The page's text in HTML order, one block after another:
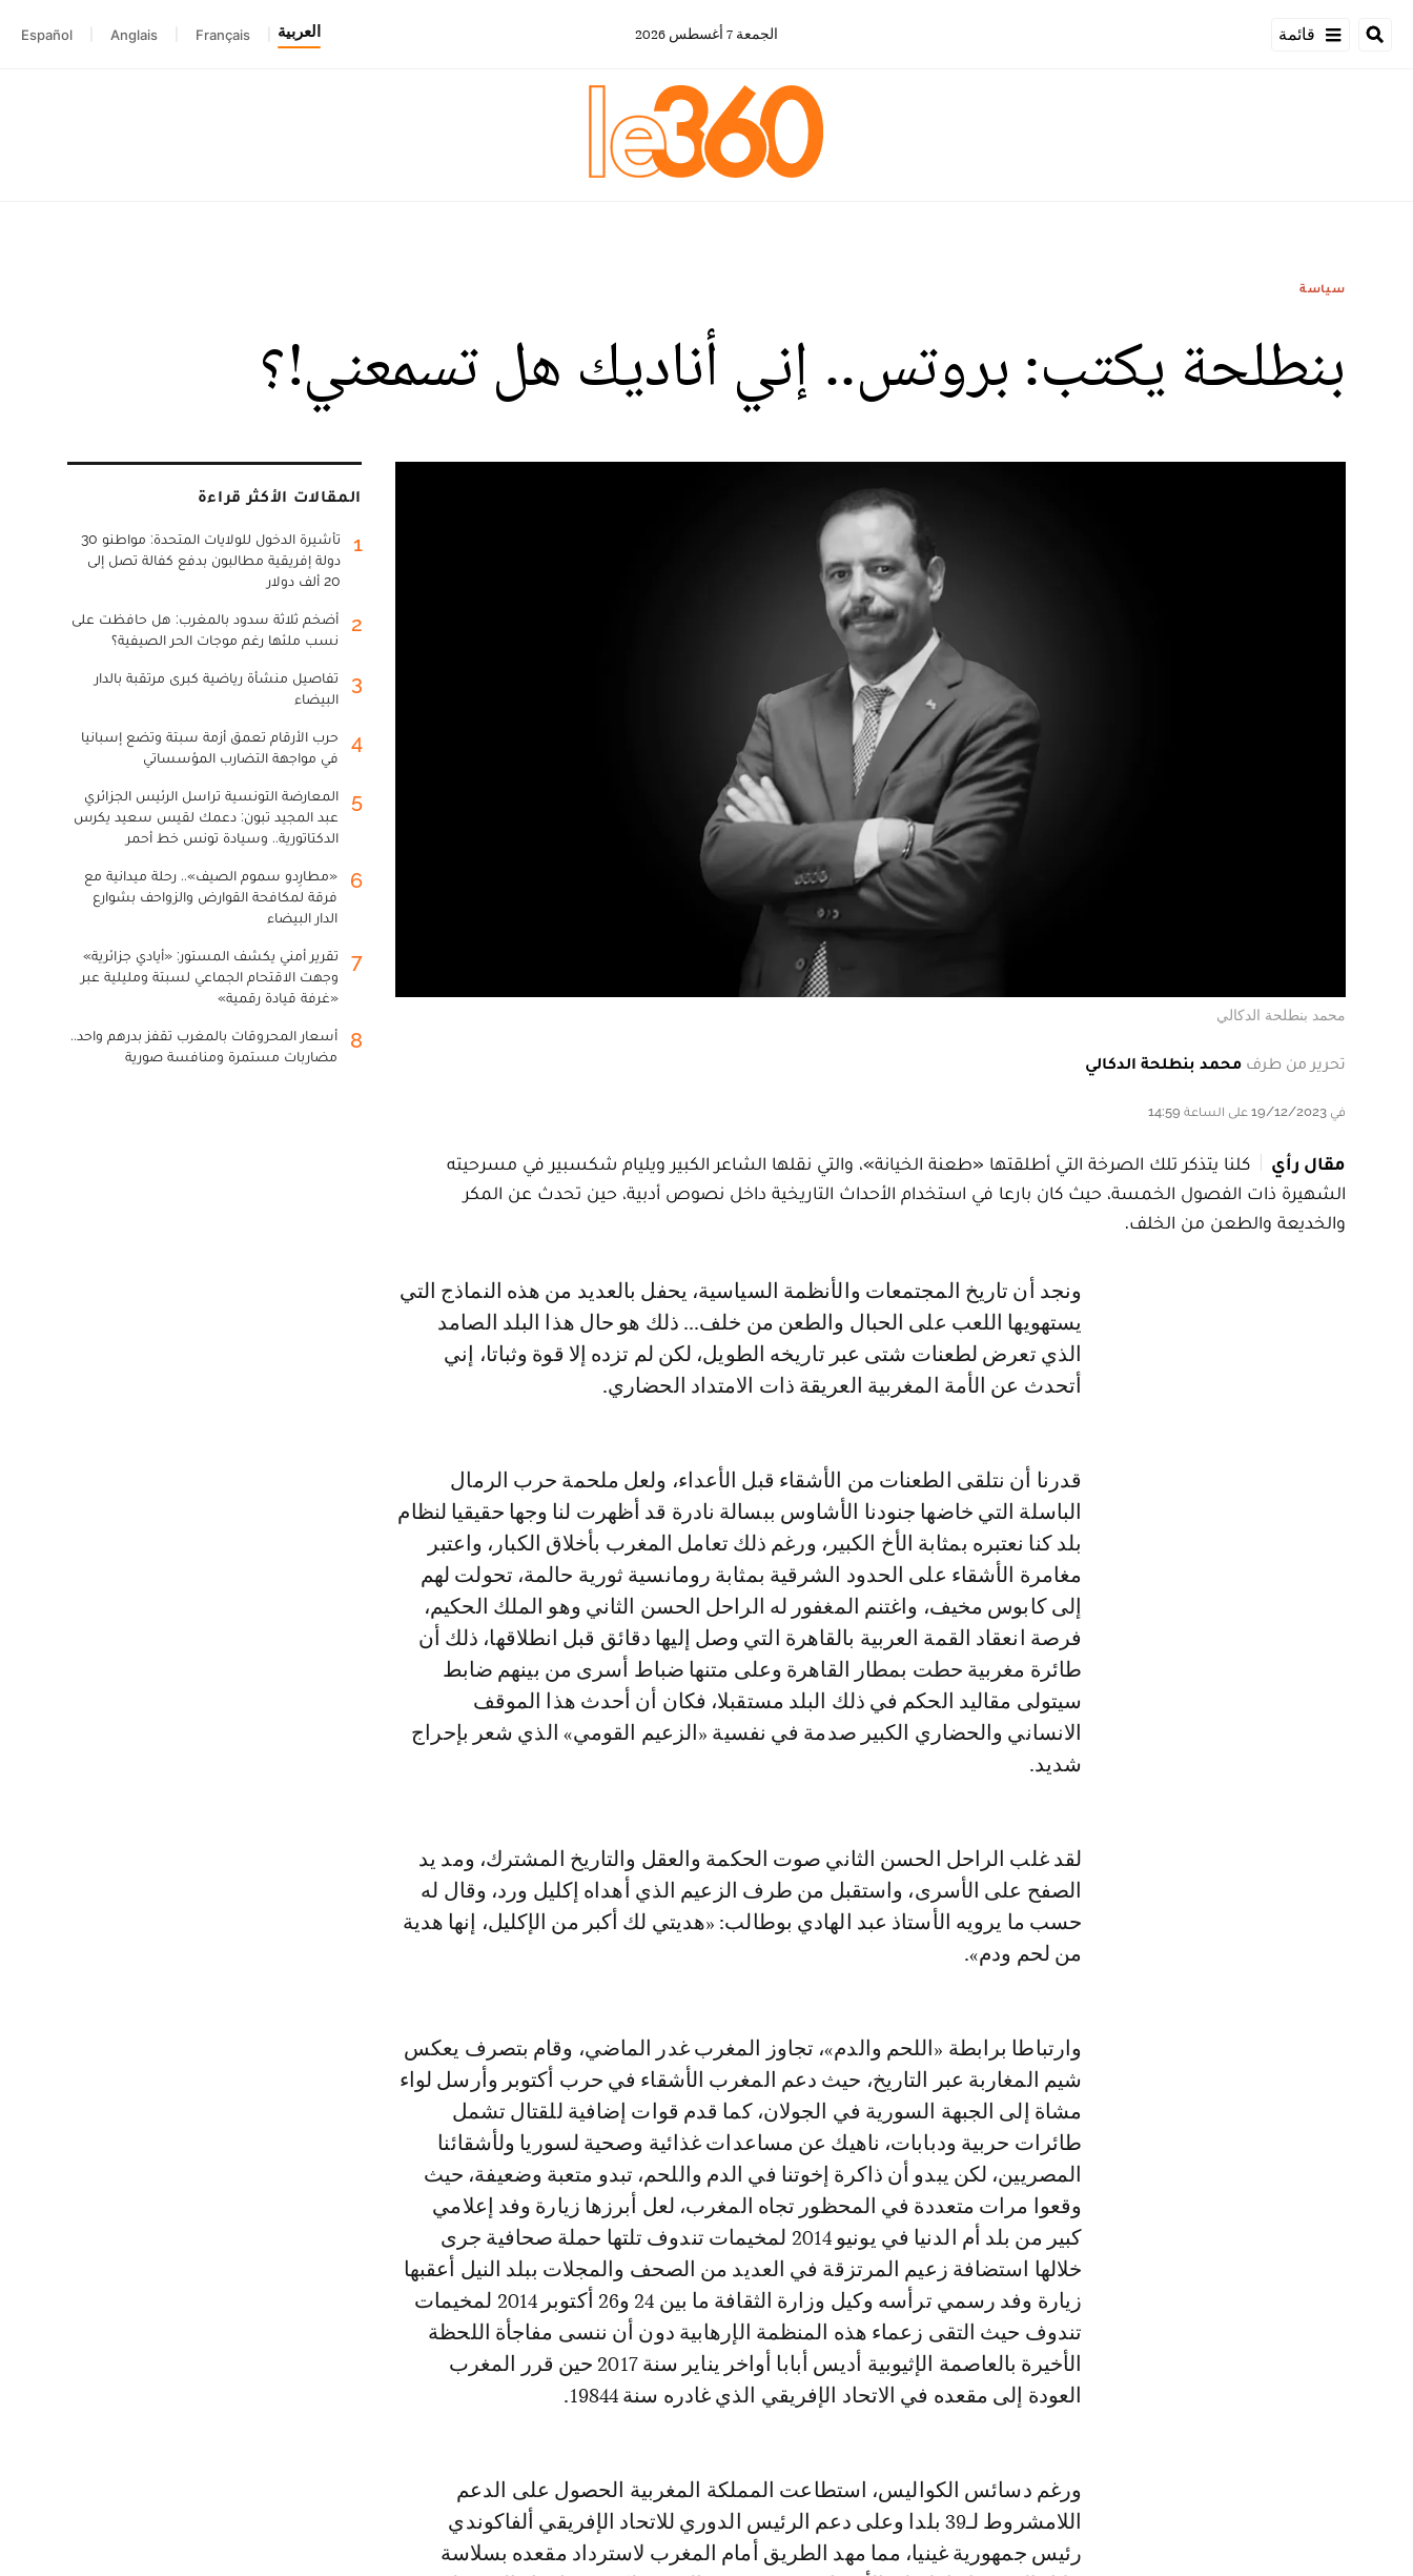
قائمة الجمعة 7 أغسطس 2026 العربية Français
Anglais
Español
سياسة
بنطلحة يكتب: بروتس.. إني أناديك هل تسمعني!؟
محمد بنطلحة الدكالي
تحرير من طرف محمد بنطلحة الدكالي
في 19/12/2023 على الساعة 14:59
مقال رأي
كلنا يتذكر تلك الصرخة التي أطلقتها «طعنة الخيانة»، والتي نقلها الشاعر الكبير ويليام شكسبير في مسرحيته
الشهيرة ذات الفصول الخمسة، حيث كان بارعا في استخدام الأحداث التاريخية داخل نصوص أدبية، حين تحدث عن المكر
والخديعة والطعن من الخلف.
ونجد أن تاريخ المجتمعات والأنظمة السياسية، يحفل بالعديد من هذه النماذج التي
يستهويها اللعب على الحبال والطعن من خلف... ذلك هو حال هذا البلد الصامد
الذي تعرض لطعنات شتى عبر تاريخه الطويل، لكن لم تزده إلا قوة وثباتا، إني
أتحدث عن الأمة المغربية العريقة ذات الامتداد الحضاري.
قدرنا أن نتلقى الطعنات من الأشقاء قبل الأعداء، ولعل ملحمة حرب الرمال
الباسلة التي خاضها جنودنا الأشاوس ببسالة نادرة قد أظهرت لنا وجها حقيقيا لنظام
بلد كنا نعتبره بمثابة الأخ الكبير، ورغم ذلك تعامل المغرب بأخلاق الكبار، واعتبر
مغامرة الأشقاء على الحدود الشرقية بمثابة رومانسية ثورية حالمة، تحولت لهم
إلى كابوس مخيف، واغتنم المغفور له الراحل الحسن الثاني وهو الملك الحكيم،
فرصة انعقاد القمة العربية بالقاهرة التي وصل إليها دقائق قبل انطلاقها، ذلك أن
طائرة مغربية حطت بمطار القاهرة وعلى متنها ضباط أسرى من بينهم ضابط
سيتولى مقاليد الحكم في ذلك البلد مستقبلا، فكان أن أحدث هذا الموقف
الانساني والحضاري الكبير صدمة في نفسية «الزعيم القومي» الذي شعر بإحراج
شديد.
لقد غلب الراحل الحسن الثاني صوت الحكمة والعقل والتاريخ المشترك، ومد يد
الصفح على الأسرى، واستقبل من طرف الزعيم الذي أهداه إكليل ورد، وقال له
حسب ما يرويه الأستاذ عبد الهادي بوطالب: «هديتي لك أكبر من الإكليل، إنها هدية
من لحم ودم».
وارتباطا برابطة «اللحم والدم»، تجاوز المغرب غدر الماضي، وقام بتصرف يعكس
شيم المغاربة عبر التاريخ، حيث دعم المغرب الأشقاء في حرب أكتوبر وأرسل لواء
مشاة إلى الجبهة السورية في الجولان، كما قدم قوات إضافية للقتال تشمل
طائرات حربية ودبابات، ناهيك عن مساعدات غذائية وصحية لسوريا ولأشقائنا
المصريين، لكن يبدو أن ذاكرة إخوتنا في الدم واللحم، تبدو متعبة وضعيفة، حيث
وقعوا مرات متعددة في المحظور تجاه المغرب، لعل أبرزها زيارة وفد إعلامي
كبير من بلد أم الدنيا في يونيو 2014 لمخيمات تندوف تلتها حملة صحافية جرى
خلالها استضافة زعيم المرتزقة في العديد من الصحف والمجلات ببلد النيل أعقبها
زيارة وفد رسمي ترأسه وكيل وزارة الثقافة ما بين 24 و26 أكتوبر 2014 لمخيمات
تندوف حيث التقى زعماء هذه المنظمة الإرهابية دون أن ننسى مفاجأة اللحظة
الأخيرة بالعاصمة الإثيوبية أديس أبابا أواخر يناير سنة 2017 حين قرر المغرب
العودة إلى مقعده في الاتحاد الإفريقي الذي غادره سنة 19844.
ورغم دسائس الكواليس، استطاعت المملكة المغربية الحصول على الدعم
اللامشروط لـ39 بلدا وعلى دعم الرئيس الدوري للاتحاد الإفريقي ألفاكوندي
رئيس جمهورية غينيا، مما مهد الطريق أمام المغرب لاسترداد مقعده بسلاسة
المقالات الأكثر قراءة
1
تأشيرة الدخول للولايات المتحدة: مواطنو 30
دولة إفريقية مطالبون بدفع كفالة تصل إلى
20 ألف دولار
2
أضخم ثلاثة سدود بالمغرب: هل حافظت على
نسب ملئها رغم موجات الحر الصيفية؟
3
تفاصيل منشأة رياضية كبرى مرتقبة بالدار
البيضاء
4
حرب الأرقام تعمق أزمة سبتة وتضع إسبانيا
في مواجهة التضارب المؤسساتي
5
المعارضة التونسية تراسل الرئيس الجزائري
عبد المجيد تبون: دعمك لقيس سعيد يكرس
الدكتاتورية.. وسيادة تونس خط أحمر
6
«مطارِدو سموم الصيف».. رحلة ميدانية مع
فرقة لمكافحة القوارض والزواحف بشوارع
الدار البيضاء
7
تقرير أمني يكشف المستور: «أيادي جزائرية»
وجهت الاقتحام الجماعي لسبتة ومليلية عبر
«غرفة قيادة رقمية»
8
أسعار المحروقات بالمغرب تقفز بدرهم واحد..
مضاربات مستمرة ومنافسة صورية